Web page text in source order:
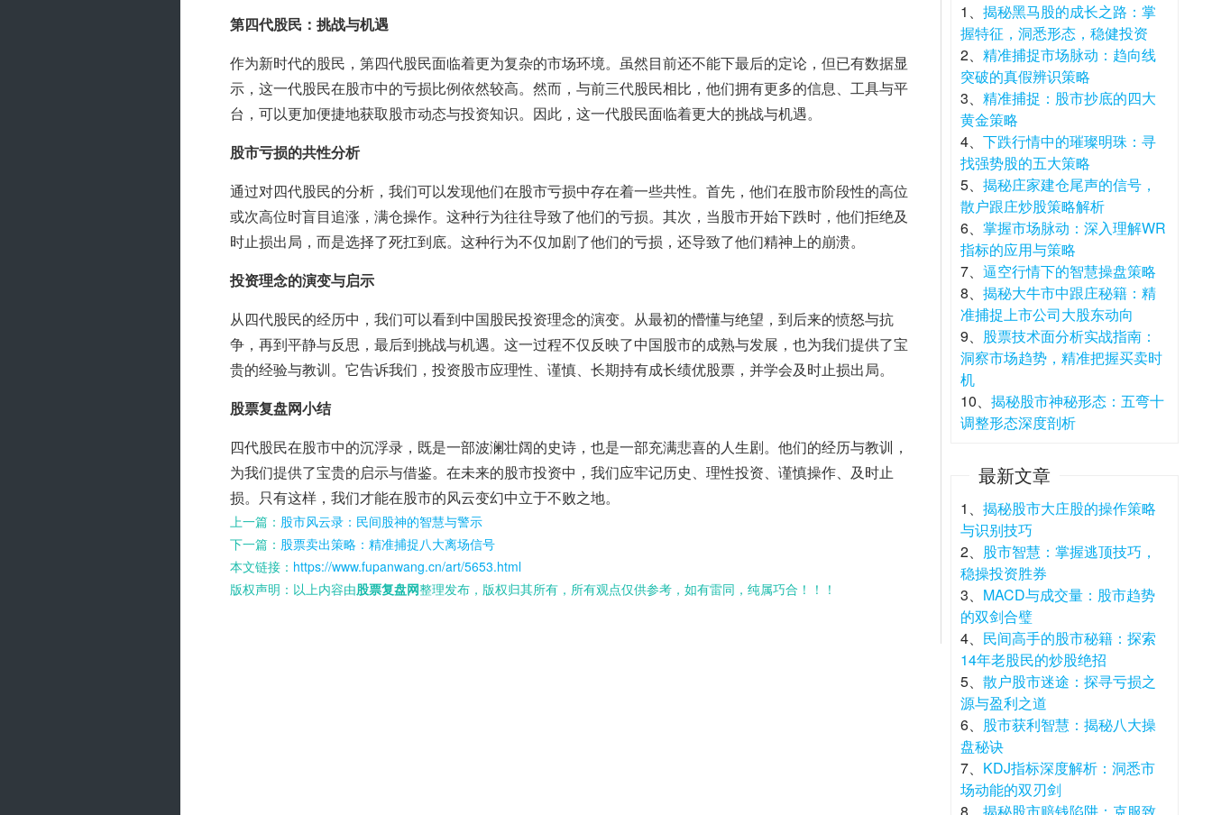
第四代股民：挑战与机遇
作为新时代的股民，第四代股民面临着更为复杂的市场环境。虽然目前还不能下最后的定论，但已有数据显
示，这一代股民在股市中的亏损比例依然较高。然而，与前三代股民相比，他们拥有更多的信息、工具与平
台，可以更加便捷地获取股市动态与投资知识。因此，这一代股民面临着更大的挑战与机遇。
股市亏损的共性分析
通过对四代股民的分析，我们可以发现他们在股市亏损中存在着一些共性。首先，他们在股市阶段性的高位
或次高位时盲目追涨，满仓操作。这种行为往往导致了他们的亏损。其次，当股市开始下跌时，他们拒绝及
时止损出局，而是选择了死扛到底。这种行为不仅加剧了他们的亏损，还导致了他们精神上的崩溃。
投资理念的演变与启示
从四代股民的经历中，我们可以看到中国股民投资理念的演变。从最初的懵懂与绝望，到后来的愤怒与抗
争，再到平静与反思，最后到挑战与机遇。这一过程不仅反映了中国股市的成熟与发展，也为我们提供了宝
贵的经验与教训。它告诉我们，投资股市应理性、谨慎、长期持有成长绩优股票，并学会及时止损出局。
股票复盘网小结
四代股民在股市中的沉浮录，既是一部波澜壮阔的史诗，也是一部充满悲喜的人生剧。他们的经历与教训，
为我们提供了宝贵的启示与借鉴。在未来的股市投资中，我们应牢记历史、理性投资、谨慎操作、及时止
损。只有这样，我们才能在股市的风云变幻中立于不败之地。
上一篇： 股市风云录：民间股神的智慧与警示
下一篇： 股票卖出策略：精准捕捉八大离场信号
本文链接： https://www.fupanwang.cn/art/5653.html
版权声明：以上内容由股票复盘网整理发布，版权归其所有，所有观点仅供参考，如有雷同，纯属巧合！！！
1、 揭秘黑马股的成长之路：掌
握特征，洞悉形态，稳健投资
2、 精准捕捉市场脉动：趋向线
突破的真假辨识策略
3、 精准捕捉：股市抄底的四大
黄金策略
4、 下跌行情中的璀璨明珠：寻
找强势股的五大策略
5、 揭秘庄家建仓尾声的信号，
散户跟庄炒股策略解析
6、 掌握市场脉动：深入理解WR
指标的应用与策略
7、 逼空行情下的智慧操盘策略
8、 揭秘大牛市中跟庄秘籍：精
准捕捉上市公司大股东动向
9、 股票技术面分析实战指南：
洞察市场趋势，精准把握买卖时
机
10、 揭秘股市神秘形态：五弯十
调整形态深度剖析
最新文章
1、 揭秘股市大庄股的操作策略
与识别技巧
2、 股市智慧：掌握逃顶技巧，
稳操投资胜券
3、 MACD与成交量：股市趋势
的双剑合璧
4、 民间高手的股市秘籍：探索
14年老股民的炒股绝招
5、 散户股市迷途：探寻亏损之
源与盈利之道
6、 股市获利智慧：揭秘八大操
盘秘诀
7、 KDJ指标深度解析：洞悉市
场动能的双刃剑